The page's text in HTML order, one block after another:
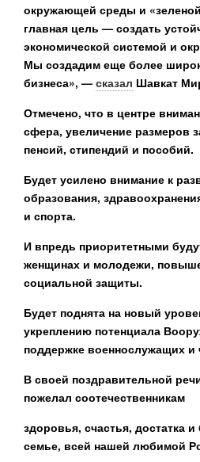
окружающей среды и
главная цель — создать
экономической системой и
Мы создадим еще более
бизнеса», — сказал Шавкат
Отмечено, что в центре
сфера, увеличение размеров
пенсий, стипендий и пособий.
Будет усилено внимание к
образования,
и спорта.
И впредь приоритетными
женщинах и молодежи,
социальной защиты.
Будет поднята на новый
укреплению потенциала
поддержке военнослужащих и
В своей поздравительной
пожелал соотечественникам
здоровья, счастья, достатка
семье, всей нашей любимой